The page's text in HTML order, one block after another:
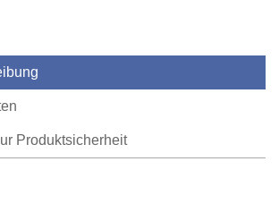
Produktsicherheit